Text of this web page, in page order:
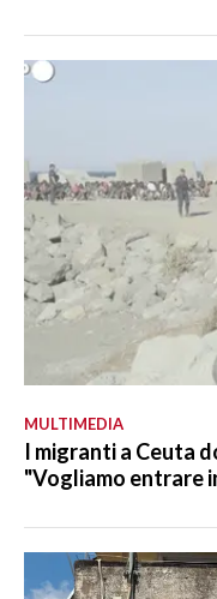
MULTIMEDIA
I migranti a Ceuta
"Vogliamo entrare